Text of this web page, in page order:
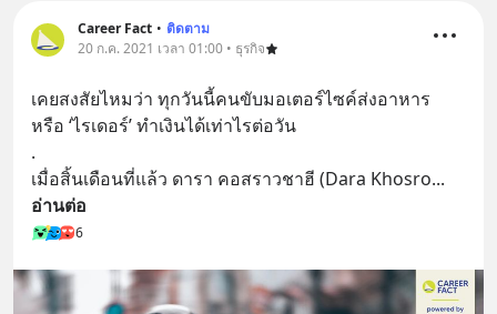
Career Fact • ติดตาม
20 ก.ค. 2021 เวลา 01:00 • ธุรกิจ
เคยสงสัยไหมว่า ทุกวันนี้คนขับมอเตอร์ไซค์ส่งอาหาร
หรือ ‘ไรเดอร์’ ทำเงินได้เท่าไรต่อวัน
.
เมื่อสิ้นเดือนที่แล้ว ดารา คอสราวชาฮี (Dara Khosro
อ่านต่อ
6